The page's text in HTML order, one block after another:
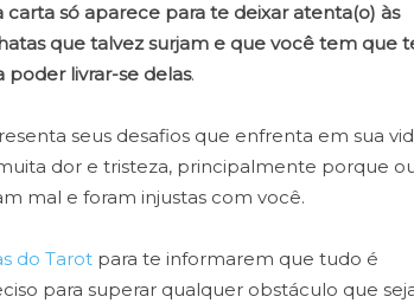
carta só aparece para te deixar atenta(o) às
que talvez surjam e que você tem que
poder livrar-se delas.
seus desafios que enfrenta em sua
dor e tristeza, principalmente porque
mal e foram injustas com você.
do Tarot para te informarem que tudo é
para superar qualquer obstáculo que